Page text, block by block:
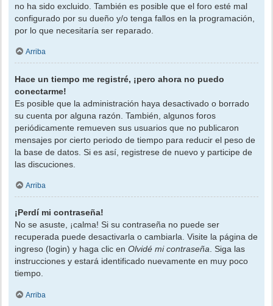
no ha sido excluido. También es posible que el foro esté mal
configurado por su dueño y/o tenga fallos en la programación,
por lo que necesitaría ser reparado.
Arriba
Hace un tiempo me registré, ¡pero ahora no puedo
conectarme!
Es posible que la administración haya desactivado o borrado
su cuenta por alguna razón. También, algunos foros
periódicamente remueven sus usuarios que no publicaron
mensajes por cierto periodo de tiempo para reducir el peso de
la base de datos. Si es así, registrese de nuevo y participe de
las discuciones.
Arriba
¡Perdí mi contraseña!
No se asuste, ¡calma! Si su contraseña no puede ser
recuperada puede desactivarla o cambiarla. Visite la página de
ingreso (login) y haga clic en Olvidé mi contraseña. Siga las
instrucciones y estará identificado nuevamente en muy poco
tiempo.
Arriba